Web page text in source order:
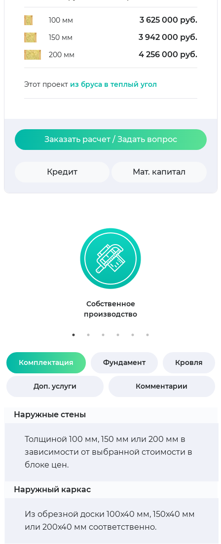
100 мм 3 625 000 руб.
150 мм 3 942 000 руб.
200 мм 4 256 000 руб.
Этот проект из бруса в теплый угол
Заказать расчет / Задать вопрос
Кредит Мат. капитал
Собственное
производство
Комплектация Фундамент Кровля
Доп. услуги Комментарии
Наружные стены
Толщиной 100 мм, 150 мм или 200 мм в
зависимости от выбранной стоимости в
блоке цен.
Наружный каркас
Из обрезной доски 100х40 мм, 150х40 мм
или 200х40 мм соответственно.